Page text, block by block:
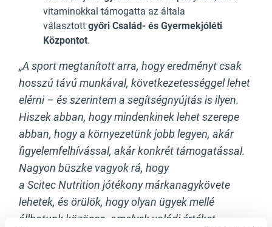
vitaminokkal támogatta az általa
választott győri Család- és Gyermekjóléti
Központot.
„A sport megtanított arra, hogy eredményt csak
hosszú távú munkával, következetességgel lehet
elérni – és szerintem a segítségnyújtás is ilyen.
Hiszek abban, hogy mindenkinek lehet szerepe
abban, hogy a környezetünk jobb legyen, akár
figyelemfelhívással, akár konkrét támogatással.
Nagyon büszke vagyok rá, hogy
a Scitec Nutrition jótékony márkanagykövete
lehetek, és örülök, hogy olyan ügyek mellé
állhatunk közösen, amelyek valódi értéket